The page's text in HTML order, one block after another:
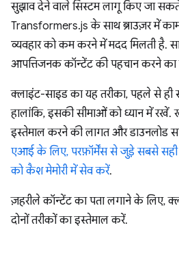
सुझाव देने वाले सिस्टम लागू किए जा
Transformers.js के साथ ब्राउज़र में
व्यवहार को कम करने में मदद मिलती है.
आपत्तिजनक कॉन्टेंट की पहचान करने का
क्लाइंट-साइड का यह तरीका, पहले से ही
हालांकि, इसकी सीमाओं को ध्यान में रखें.
इस्तेमाल करने की लागत और डाउनलोड
एआई के लिए, परफ़ॉर्मेंस से जुड़े सबसे
को कैश मेमोरी में सेव करें.
ज़हरीले कॉन्टेंट का पता लगाने के लिए,
दोनों तरीकों का इस्तेमाल करें.